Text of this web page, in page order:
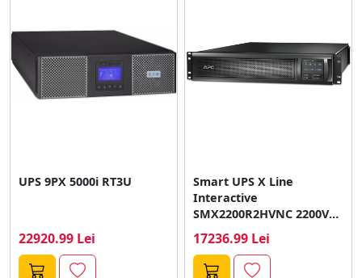
UPS 9PX 5000i RT3U
22920.99 Lei
Smart UPS X Line
Interactive
SMX2200R2HVNC 2200VA
2U 208V-230V 8x...
17236.99 Lei